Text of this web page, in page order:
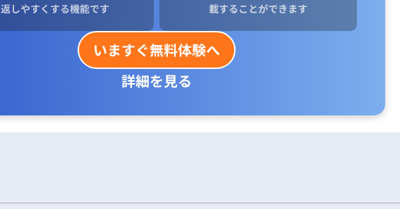
返しやすくする機能です
載することができます
いますぐ無料体験へ
詳細を見る